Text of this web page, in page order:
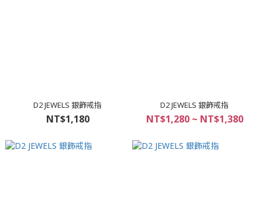
D2 JEWELS 銀飾戒指
NT$1,180
D2 JEWELS 銀飾戒指
NT$1,280 ~ NT$1,380